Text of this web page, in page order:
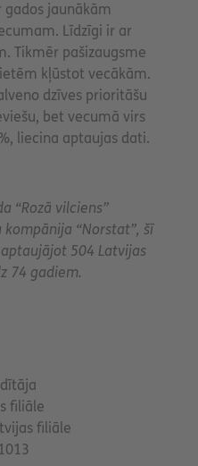
jaunākām
Līdzīgi ir ar
Tikmēr pašizaugsme
kļūstot vecākām.
dzīves prioritāšu
bet vecumā virs
liecina aptaujas dati.
“Rozā vilciens”
“Norstat”, šī
504 Latvijas
74 gadiem.
filiāle
filiāle